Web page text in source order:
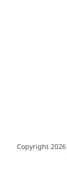
Copyright 2026